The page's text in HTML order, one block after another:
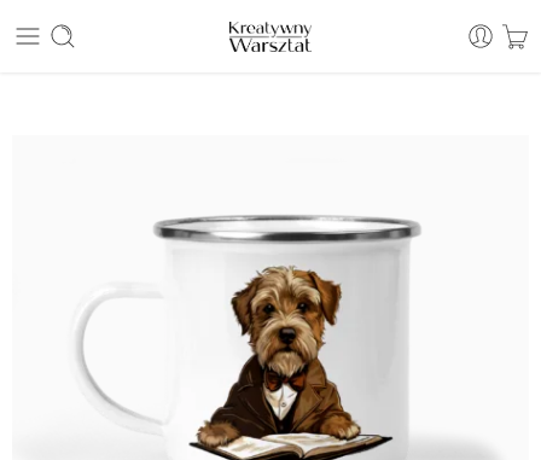
E: sklep@kreatywnywarsztat.pl | T: +48 530 933 786